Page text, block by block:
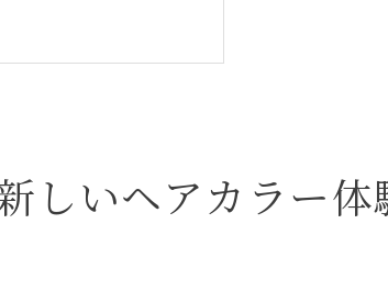
診断
ラー体験
の理想のヘアカラー
しいヘアカラー体